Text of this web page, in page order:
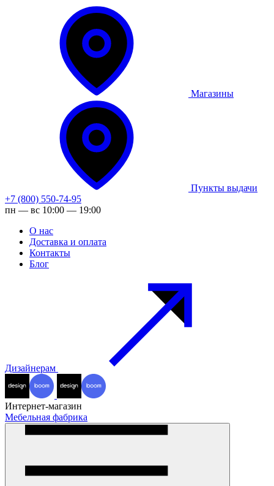
Магазины
Пункты выдачи
+7 (800) 550-74-95
пн — вс 10:00 — 19:00
О нас
Доставка и оплата
Контакты
Блог
Дизайнерам
Интернет-магазин
Мебельная фабрика